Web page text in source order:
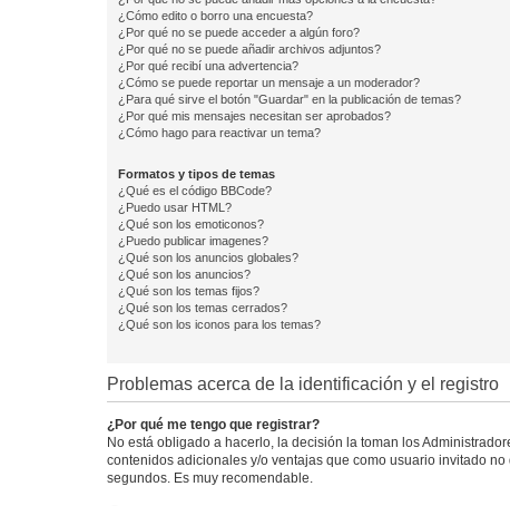
¿Cómo edito o borro una encuesta?
¿Por qué no se puede acceder a algún foro?
¿Por qué no se puede añadir archivos adjuntos?
¿Por qué recibí una advertencia?
¿Cómo se puede reportar un mensaje a un moderador?
¿Para qué sirve el botón "Guardar" en la publicación de temas?
¿Por qué mis mensajes necesitan ser aprobados?
¿Cómo hago para reactivar un tema?
Formatos y tipos de temas
¿Qué es el código BBCode?
¿Puedo usar HTML?
¿Qué son los emoticonos?
¿Puedo publicar imagenes?
¿Qué son los anuncios globales?
¿Qué son los anuncios?
¿Qué son los temas fijos?
¿Qué son los temas cerrados?
¿Qué son los iconos para los temas?
Problemas acerca de la identificación y el registro
¿Por qué me tengo que registrar?
No está obligado a hacerlo, la decisión la toman los
contenidos adicionales y/o ventajas que como usuario invitado
segundos. Es muy recomendable.